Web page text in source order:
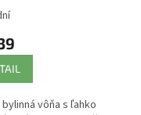
vôňa s ľahko